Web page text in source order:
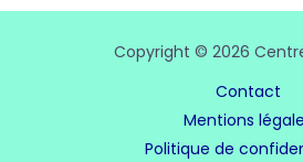
Copyright © 2026
Contact
Mentions
Politique de